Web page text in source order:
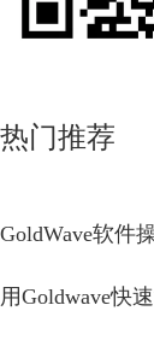
热门推荐
GoldWave软件
用Goldwave快